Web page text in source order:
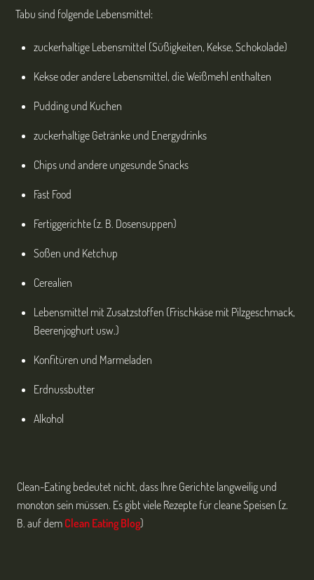
Tabu sind folgende Lebensmittel:
zuckerhaltige Lebensmittel (Süßigkeiten, Kekse, Schokolade)
Kekse oder andere Lebensmittel, die Weißmehl enthalten
Pudding und Kuchen
zuckerhaltige Getränke und Energydrinks
Chips und andere ungesunde Snacks
Fast Food
Fertiggerichte (z. B. Dosensuppen)
Soßen und Ketchup
Cerealien
Lebensmittel mit Zusatzstoffen (Frischkäse mit Pilzgeschmack,
Beerenjoghurt usw.)
Konfitüren und Marmeladen
Erdnussbutter
Alkohol
Clean-Eating bedeutet nicht, dass Ihre Gerichte langweilig und
monoton sein müssen. Es gibt viele Rezepte für cleane Speisen (z.
B. auf dem Clean Eating Blog)